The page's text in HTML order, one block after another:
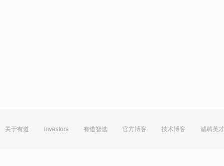
关于有道 Investors 有道智选 官方博客 技术博客 诚聘英才